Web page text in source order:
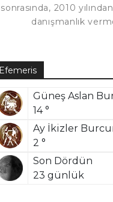
sonrasında, 2010
danışmanlık
Efemeris
Güneş Aslan
14 °
Ay İkizler
2 °
Son Dördün
23 günlük